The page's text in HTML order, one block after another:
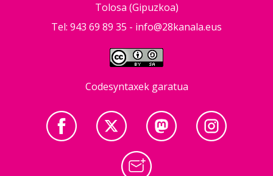
Tolosa (Gipuzkoa)
Tel: 943 69 89 35 - info@28kanala.eus
Codesyntaxek garatua